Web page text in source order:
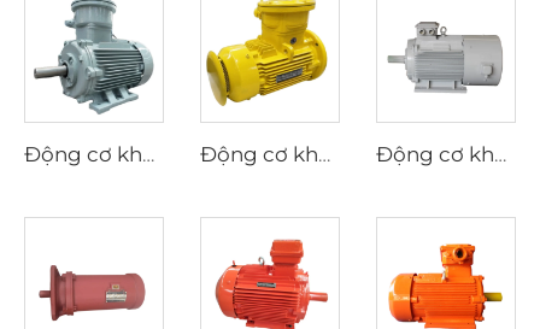
Động cơ không đồng bộ ba pha chống cháy nổ hiệu suất cao dãy YBX3 Động cơ không đồng bộ ba pha chống cháy nổ hiệu suất siêu cao điện áp thấp dãy YBX4 Động cơ không đồng bộ ba pha điều chỉnh tốc độ tần số biến đổi series YP